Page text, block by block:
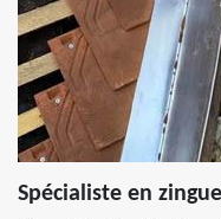
Spécialiste en